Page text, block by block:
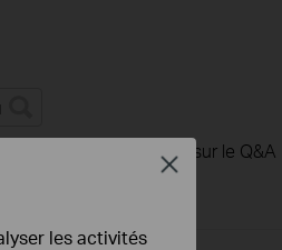
Explications sur le Q&A
les activités
Close